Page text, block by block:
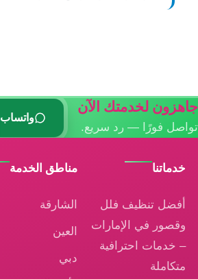
جاهزون لخدمتك الآن
تواصل فورًا — رد سريع.
واتساب
خدماتنا
أفضل تنظيف فلل
وقصور في الإمارات
– خدمات احترافية
متكاملة
مناطق الخدمة
الشارقة
العين
دبي